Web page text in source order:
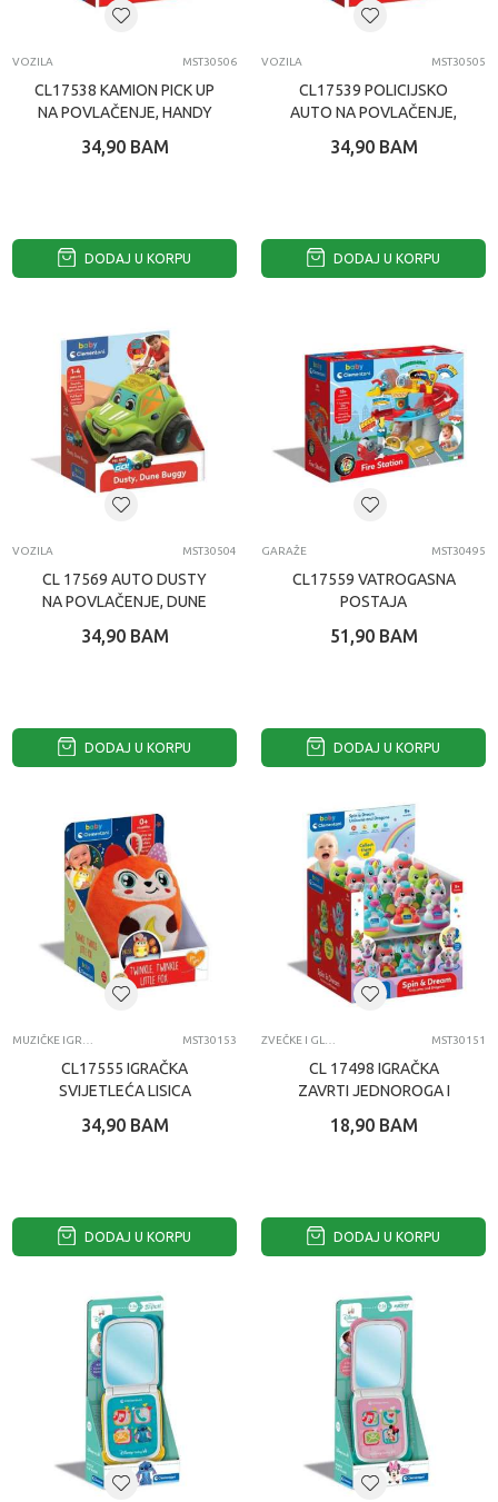
VOZILA MST30506
CL17538 KAMION PICK UP
NA POVLAČENJE, HANDY
34,90 BAM
DODAJ U KORPU
VOZILA MST30505
CL17539 POLICIJSKO
AUTO NA POVLAČENJE,
34,90 BAM
DODAJ U KORPU
VOZILA MST30504
CL 17569 AUTO DUSTY
NA POVLAČENJE, DUNE
34,90 BAM
DODAJ U KORPU
GARAŽE MST30495
CL17559 VATROGASNA
POSTAJA
51,90 BAM
DODAJ U KORPU
MST30153
CL17555 IGRAČKA
SVIJETLEĆA LISICA
34,90 BAM
DODAJ U KORPU
MST30151
CL 17498 IGRAČKA
ZAVRTI JEDNOROGA I
18,90 BAM
DODAJ U KORPU